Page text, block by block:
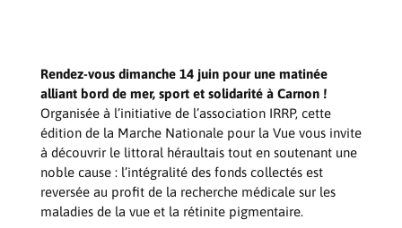
Rendez-vous dimanche 14 juin pour une matinée
alliant bord de mer, sport et solidarité à Carnon !
Organisée à l’initiative de l’association IRRP, cette
édition de la Marche Nationale pour la Vue vous invite
à découvrir le littoral héraultais tout en soutenant une
noble cause : l’intégralité des fonds collectés est
reversée au profit de la recherche médicale sur les
maladies de la vue et la rétinite pigmentaire.